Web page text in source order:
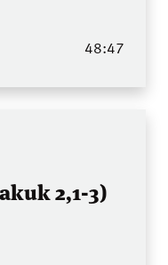
48:47
2,1-3)